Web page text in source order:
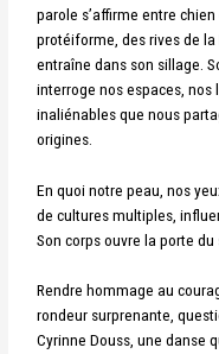
parole s’affirme entre
protéiforme, des rives de
entraîne dans son sillage.
interroge nos espaces,
inaliénables que nous
origines.
En quoi notre peau, nos
de cultures multiples,
Son corps ouvre la porte du
Rendre hommage au
rondeur surprenante,
Cyrinne Douss, une danse